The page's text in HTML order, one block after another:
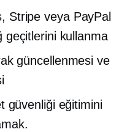
Stripe veya PayPal
geçitlerini kullanma
güncellenmesi ve
güvenliği eğitimini